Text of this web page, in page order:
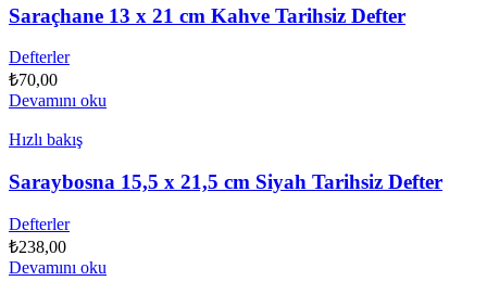
Saraçhane 13 x 21 cm Kahve Tarihsiz Defter
Defterler
₺70,00
Devamını oku
Hızlı bakış
Saraybosna 15,5 x 21,5 cm Siyah Tarihsiz Defter
Defterler
₺238,00
Devamını oku